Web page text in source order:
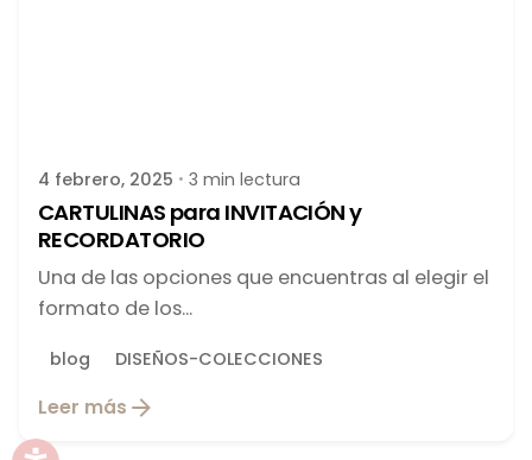
4 febrero, 2025 3 min lectura
CARTULINAS para INVITACIÓN y
RECORDATORIO
Una de las opciones que encuentras al elegir el
formato de los...
blog DISEÑOS-COLECCIONES
Leer más